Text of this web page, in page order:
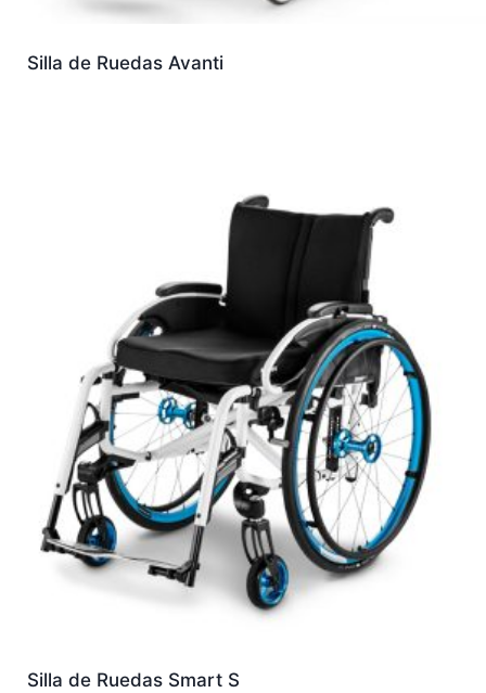
Silla de Ruedas Avanti
Silla de Ruedas Smart S